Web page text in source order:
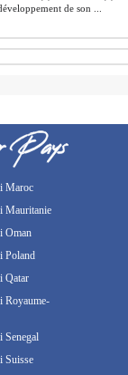
de son ...
Maroc
Mauritanie
Oman
Poland
Qatar
Royaume-
Senegal
Suisse